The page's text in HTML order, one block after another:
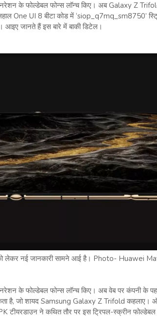
के फोल्डेबल फोन्स लॉन्च किए। अब Galaxy Z
One UI 8 बीटा कोड में ‘siop_q7mq_sm8750’
जानते हैं इस बारे में बाकी डिटेल।
लेकर नई जानकारी सामने आई है। Photo- Huawei
के फोल्डेबल फोन्स लॉन्च किए। अब वेब पर कंपनी के
है, जो शायद Samsung Galaxy Z Trifold
टीयरडाउन ने कथित तौर पर इस ट्रिपल-स्क्रीन फोल्डेबल